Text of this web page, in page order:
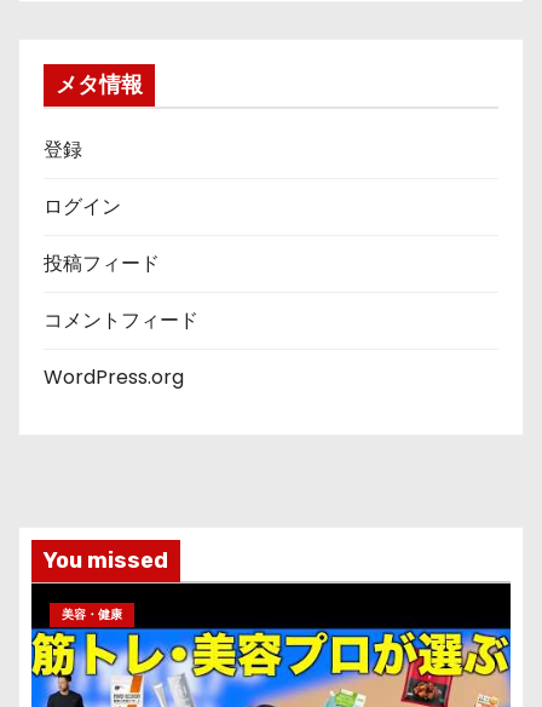
メタ情報
登録
ログイン
投稿フィード
コメントフィード
WordPress.org
You missed
美容・健康